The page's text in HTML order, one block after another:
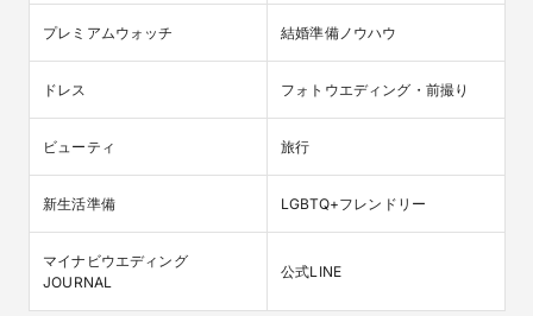
プレミアムウォッチ 結婚準備ノウハウ
ドレス フォトウエディング・前撮り
ビューティ 旅行
新生活準備 LGBTQ+フレンドリー
マイナビウエディング
JOURNAL
公式LINE